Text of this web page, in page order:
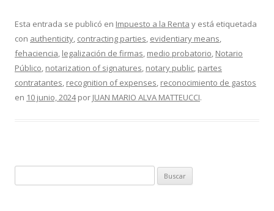
e
b
o
o
k
itt
er
m
p
ar
ti
r
Esta entrada se publicó en Impuesto a la Renta y está etiquetada
con authenticity, contracting parties, evidentiary means,
fehaciencia, legalización de firmas, medio probatorio, Notario
Público, notarization of signatures, notary public, partes
contratantes, recognition of expenses, reconocimiento de gastos
en 10 junio, 2024por JUAN MARIO ALVA MATTEUCCI.
u